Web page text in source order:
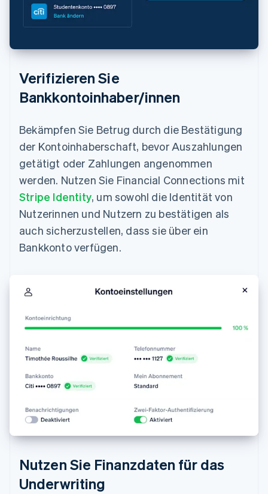
Verifizieren Sie
Bankkontoinhaber/innen
Bekämpfen Sie Betrug durch die Bestätigung
der Kontoinhaberschaft, bevor Auszahlungen
getätigt oder Zahlungen angenommen
werden. Nutzen Sie Financial Connections mit
Stripe Identity, um sowohl die Identität von
Nutzerinnen und Nutzern zu bestätigen als
auch sicherzustellen, dass sie über ein
Bankkonto verfügen.
Nutzen Sie Finanzdaten für das
Underwriting